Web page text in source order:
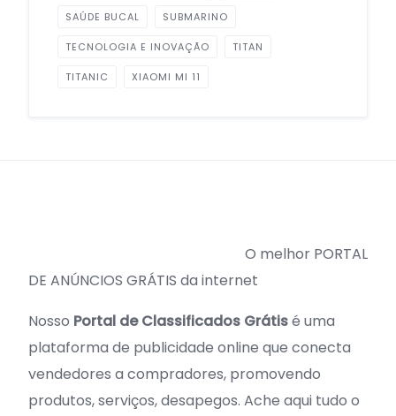
SAÚDE BUCAL SUBMARINO
TECNOLOGIA E INOVAÇÃO TITAN
TITANIC XIAOMI MI 11
O melhor PORTAL
DE ANÚNCIOS GRÁTIS da internet
Nosso Portal de Classificados Grátisé uma
plataforma de publicidade online que conecta
vendedores a compradores, promovendo
produtos, serviços, desapegos. Ache aqui tudo o